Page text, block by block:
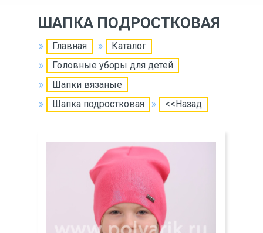
ШАПКА ПОДРОСТКОВАЯ
Главная
Каталог
Головные уборы для детей
Шапки вязаные
Шапка подростковая
<<Назад